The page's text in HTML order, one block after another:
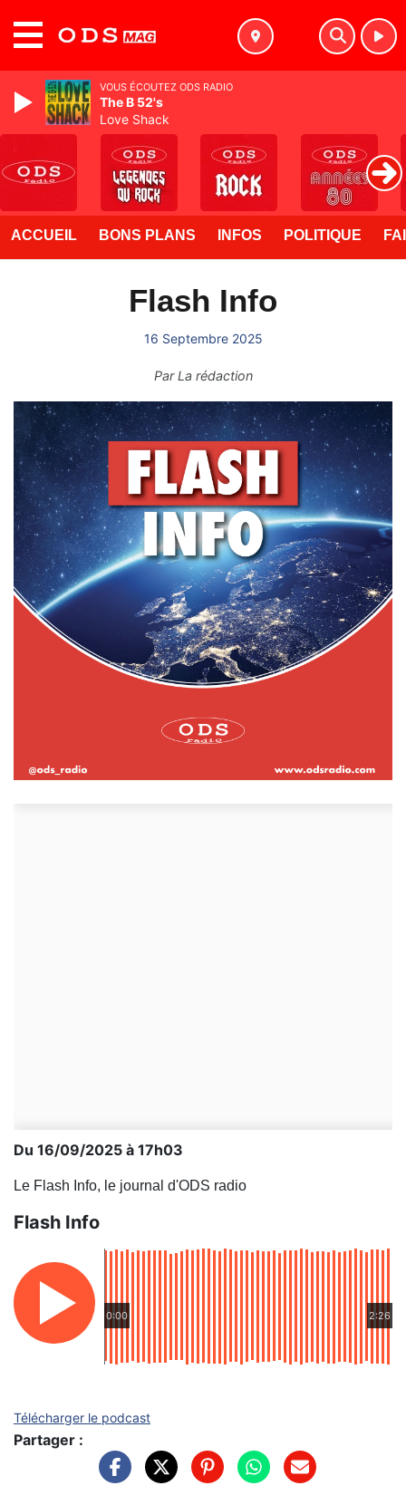
ACCUEIL BONS PLANS INFOS POLITIQUE
Flash Info
16 Septembre 2025
ParLa rédaction
Du 16/09/2025 à 17h03
Le Flash Info, le journal d'ODS radio
Flash Info
0:00 2:26
Télécharger le podcast
Partager :
VOUS ÉCOUTEZ ODS RADIO
The B 52's
Love Shack